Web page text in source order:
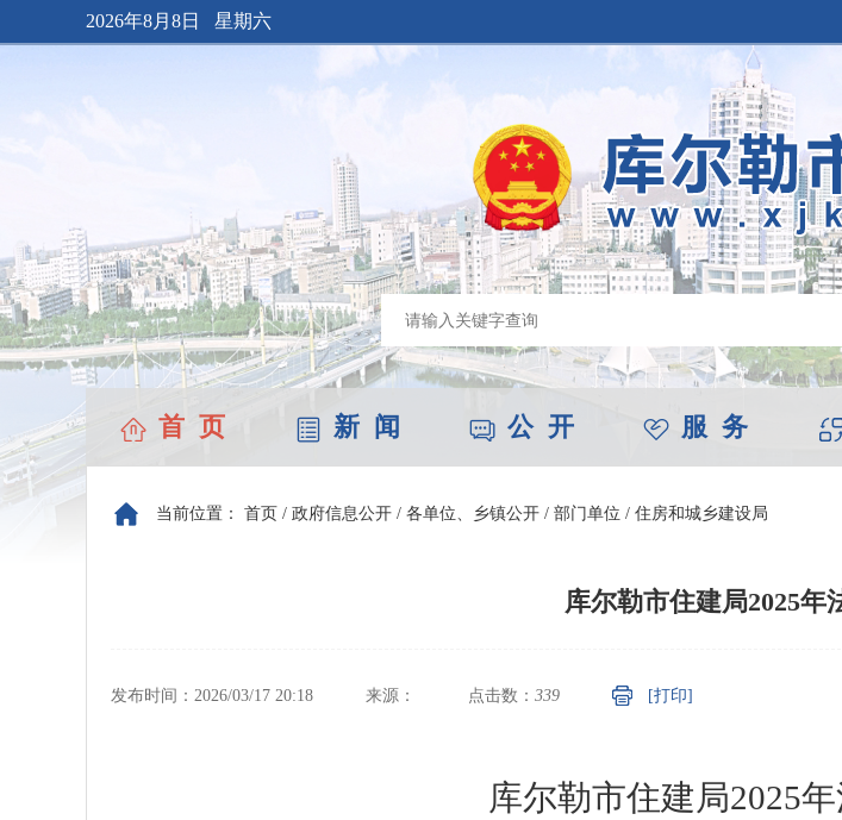
2026年8月8日 星期六
首 页 新 闻 公 开 服 务
当前位置： 首页 / 政府信息公开 / 各单位、乡镇公开 / 部门单位 / 住房和城乡建设局
库尔勒市住建局2025年
发布时间：2026/03/17 20:18 来源： 点击数： 339 [打印]
库尔勒市住建局2025年